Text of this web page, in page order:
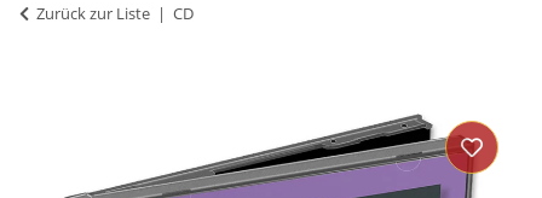
Zurück zur Liste CD